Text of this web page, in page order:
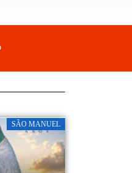
SÃO MANUEL